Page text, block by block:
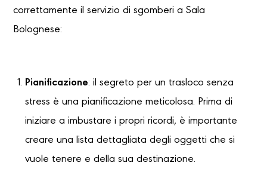
correttamente il servizio di sgomberi a Sala
Bolognese:
Pianificazione: il segreto per un trasloco senza
stress è una pianificazione meticolosa. Prima di
iniziare a imbustare i propri ricordi, è importante
creare una lista dettagliata degli oggetti che si
vuole tenere e della sua destinazione.